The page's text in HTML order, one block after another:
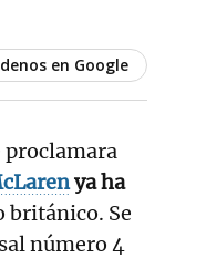
en Google
proclamara
ya ha
Se
número 4